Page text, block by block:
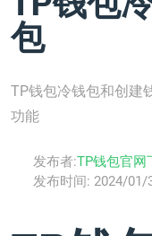
包
TP钱包冷钱包和创建
功能
发布者:TP钱包官网
发布时间: 2024/01/